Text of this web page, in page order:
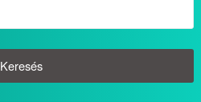
Keresés